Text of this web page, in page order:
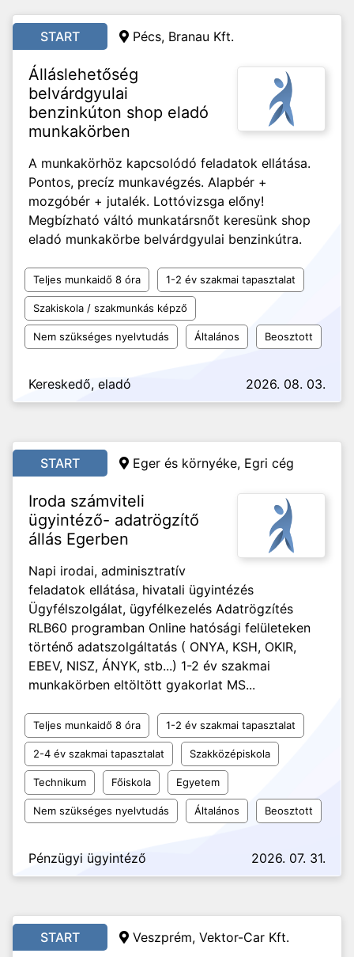
START Pécs, Branau Kft.
Álláslehetőség
belvárdgyulai
benzinkúton shop eladó
munkakörben
A munkakörhöz kapcsolódó feladatok ellátása.
Pontos, precíz munkavégzés. Alapbér +
mozgóbér + jutalék. Lottóvizsga előny!
Megbízható váltó munkatársnőt keresünk shop
eladó munkakörbe belvárdgyulai benzinkútra.
Teljes munkaidő 8 óra 1-2 év szakmai tapasztalat
Szakiskola / szakmunkás képző
Nem szükséges nyelvtudás Általános Beosztott
Kereskedő, eladó 2026. 08. 03.
START Eger és környéke, Egri cég
Iroda számviteli
ügyintéző- adatrögzítő
állás Egerben
Napi irodai, adminisztratív
feladatok ellátása, hivatali ügyintézés
Ügyfélszolgálat, ügyfélkezelés Adatrögzítés
RLB60 programban Online hatósági felületeken
történő adatszolgáltatás ( ONYA, KSH, OKIR,
EBEV, NISZ, ÁNYK, stb...) 1-2 év szakmai
munkakörben eltöltött gyakorlat MS...
Teljes munkaidő 8 óra 1-2 év szakmai tapasztalat
2-4 év szakmai tapasztalat Szakközépiskola
Technikum Főiskola Egyetem
Nem szükséges nyelvtudás Általános Beosztott
Pénzügyi ügyintéző 2026. 07. 31.
START Veszprém, Vektor-Car Kft.